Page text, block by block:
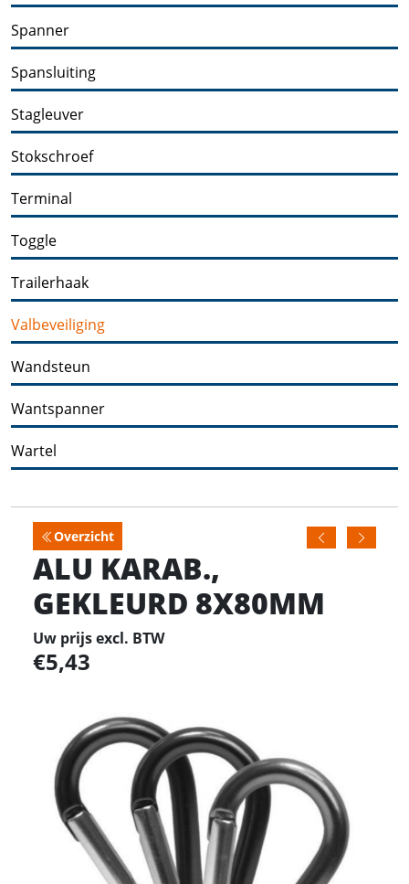
Spanner
Spansluiting
Stagleuver
Stokschroef
Terminal
Toggle
Trailerhaak
Valbeveiliging
Wandsteun
Wantspanner
Wartel
Overzicht
ALU KARAB.,
GEKLEURD 8X80MM
Uw prijs excl. BTW
5,43